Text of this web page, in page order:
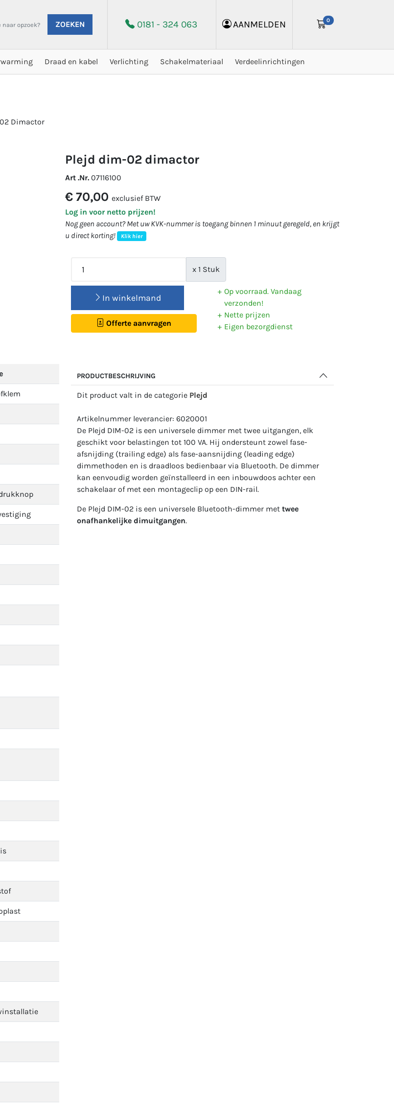
ZOEKEN 0181 - 324 063 AANMELDEN 0
Draad en kabel Verlichting Schakelmateriaal Verdeelinrichtingen
02 Dimactor
plejd dim-02 dimactor
Art .Nr. 07116100
€ 70,00 exclusief BTW
Log in voor netto prijzen!
Nog geen account? Met uw KVK-nummer is toegang binnen 1 minuut geregeld, en krijgt
u direct korting!
Klik hier
x 1 Stuk
In winkelmand
Offerte aanvragen
Op voorraad. Vandaag
verzonden!
Nette prijzen
Eigen bezorgdienst
PRODUCTBESCHRIJVING
Dit product valt in de categorie Plejd
Artikelnummer leverancier: 6020001
De Plejd DIM-02 is een universele dimmer met twee uitgangen, elk
geschikt voor belastingen tot 100 VA. Hij ondersteunt zowel fase-
afsnijding (trailing edge) als fase-aansnijding (leading edge)
dimmethoden en is draadloos bedienbaar via Bluetooth. De dimmer
kan eenvoudig worden geïnstalleerd in een inbouwdoos achter een
schakelaar of met een montageclip op een DIN-rail.
De Plejd DIM-02 is een universele Bluetooth-dimmer met twee
onafhankelijke dimuitgangen.